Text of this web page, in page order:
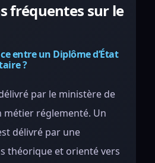
fréquentes sur le
entre un Diplôme d’État
?
par le ministère de
réglementé. Un
délivré par une
théorique et orienté vers